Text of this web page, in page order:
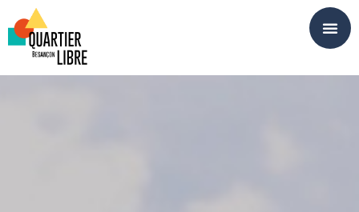
Panneau de gestion des cookies